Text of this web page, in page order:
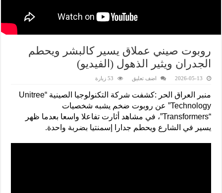
روبوت صيني عملاق يسير كالبشر ويحطم
الجدران ويثير الذهول (الفيديو)
2026-05-13 اضف تعليق 53 زيارة
منبر العراق الحر :كشفت شركة التكنولوجيا الصينية “Unitree
Technology” عن روبوت ضخم يشبه شخصيات
“Transformers”، في مشاهد أثارت تفاعلا واسعا بعدما ظهر
يسير في الشارع ويحطم جدارا إسمنتيا بضربة واحدة.